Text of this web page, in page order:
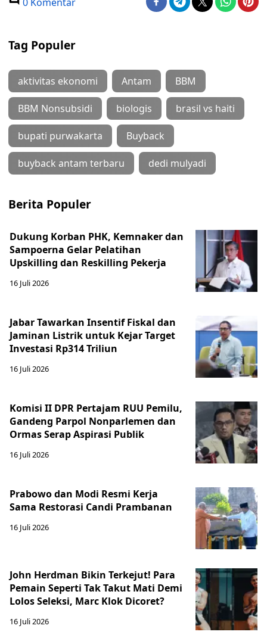
Tag Populer
aktivitas ekonomi Antam BBM
BBM Nonsubsidi biologis brasil vs haiti
bupati purwakarta Buyback
buyback antam terbaru dedi mulyadi
Berita Populer
Dukung Korban PHK, Kemnaker dan
Sampoerna Gelar Pelatihan
Upskilling dan Reskilling Pekerja
16 Juli 2026
Jabar Tawarkan Insentif Fiskal dan
Jaminan Listrik untuk Kejar Target
Investasi Rp314 Triliun
16 Juli 2026
Komisi II DPR Pertajam RUU Pemilu,
Gandeng Parpol Nonparlemen dan
Ormas Serap Aspirasi Publik
16 Juli 2026
Prabowo dan Modi Resmi Kerja
Sama Restorasi Candi Prambanan
16 Juli 2026
John Herdman Bikin Terkejut! Para
Pemain Seperti Tak Takut Mati Demi
Lolos Seleksi, Marc Klok Dicoret?
16 Juli 2026